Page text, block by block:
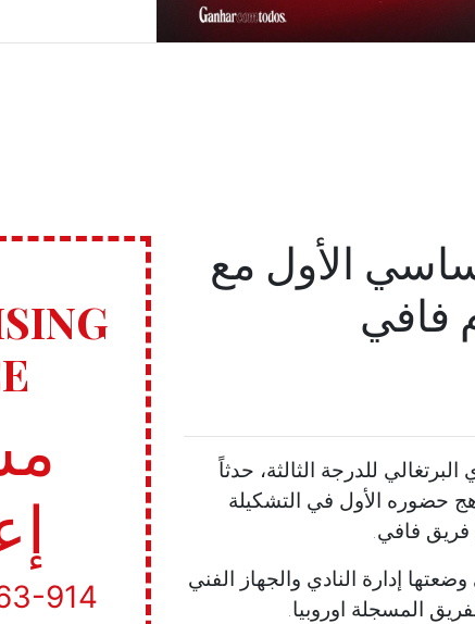
الأول مع
فافي
للدرجة الثالثة، حدثاً
حضوره الأول في التشكيلة
فريق فافي.
إدارة النادي والجهاز الفني
المسجلة اوروبيا.
914